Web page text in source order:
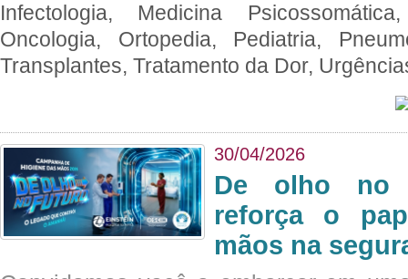
Infectologia, Medicina
Oncologia, Ortopedia, Pediatria,
Transplantes, Tratamento da Dor,
30/04/2026
De olho no
reforça o
mãos na